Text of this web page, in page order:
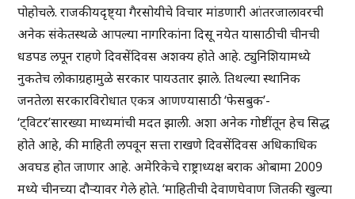
पोहोचले. राजकीयदृष्ट्या गैरसोयीचे विचार मांडणारी आंतरजालावरची
अनेक संकेतस्थळे आपल्या नागरिकांना दिसू नयेत यासाठीची चीनची
धडपड लपून राहणे दिवसेंदिवस अशक्य होते आहे. ट्युनिशियामध्ये
नुकतेच लोकाग्रहामुळे सरकार पायउतार झाले. तिथल्या स्थानिक
जनतेला सरकारविरोधात एकत्र आणण्यासाठी ‘फेसबुक’-
‘ट्विटर’सारख्या माध्यमांची मदत झाली. अशा अनेक गोष्टींतून हेच सिद्ध
होते आहे, की माहिती लपवून सत्ता राखणे दिवसेंदिवस अधिकाधिक
अवघड होत जाणार आहे. अमेरिकेचे राष्ट्राध्यक्ष बराक ओबामा 2009
मध्ये चीनच्या दौऱ्यावर गेले होते. ‘माहितीची देवाणघेवाण जितकी खुल्या